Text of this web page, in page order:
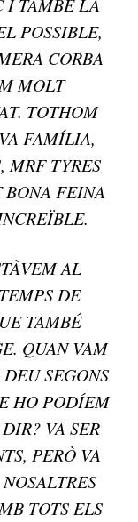
POSSIBLE,
CORBA
MOLT
TOTHOM
FAMÍLIA,
MRF TYRES
BONA FEINA
AL
DE
TAMBÉ
QUAN VAM
SEGONS
HO PODÍEM
VA SER
PERÒ VA
TOTS ELS